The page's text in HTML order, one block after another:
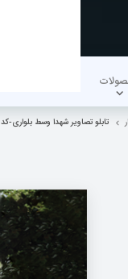
تابلو تصاویر شهدا وسط بلواری-کد SB34